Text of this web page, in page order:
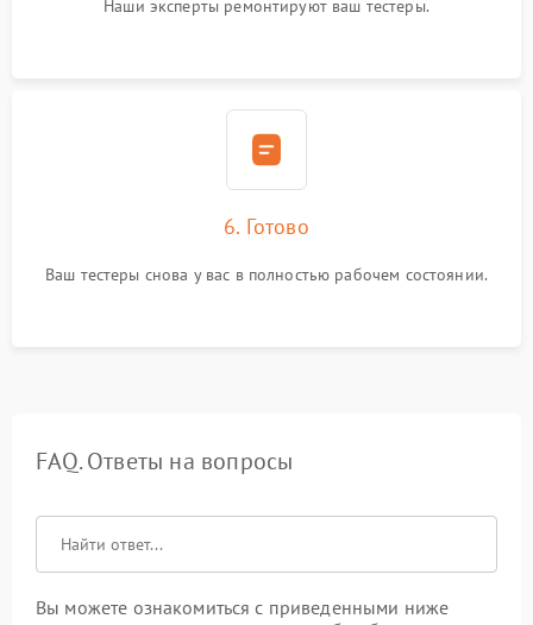
Наши эксперты ремонтируют ваш тестеры.
6. Готово
Ваш тестеры снова у вас в полностью рабочем состоянии.
FAQ. Ответы на вопросы
Вы можете ознакомиться с приведенными ниже